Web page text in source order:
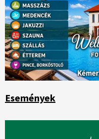
Események